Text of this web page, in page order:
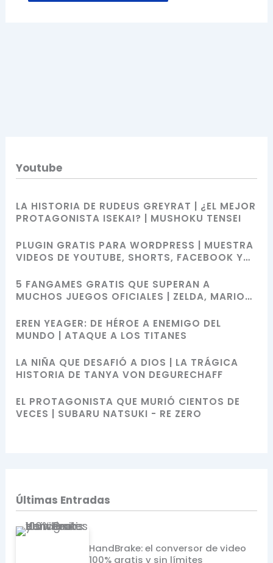
Youtube
LA HISTORIA DE RUDEUS GREYRAT | ¿EL MEJOR
PROTAGONISTA ISEKAI? | MUSHOKU TENSEI
PLUGIN GRATIS PARA WORDPRESS | MUESTRA
VIDEOS DE YOUTUBE, SHORTS, FACEBOOK Y
5 FANGAMES GRATIS QUE SUPERAN A
MUCHOS JUEGOS OFICIALES | ZELDA, MARIO
EREN YEAGER: DE HÉROE A ENEMIGO DEL
MUNDO | ATAQUE A LOS TITANES
LA NIÑA QUE DESAFIÓ A DIOS | LA TRÁGICA
HISTORIA DE TANYA VON DEGURECHAFF
EL PROTAGONISTA QUE MURIÓ CIENTOS DE
VECES | SUBARU NATSUKI - RE ZERO
Últimas Entradas
HandBrake: el conversor de video
100% gratis y sin límites